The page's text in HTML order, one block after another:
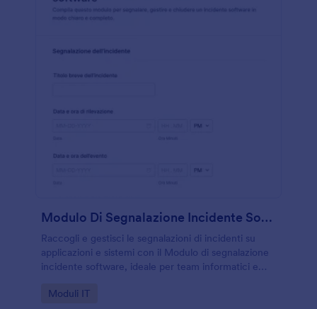
Modulo Di Segnalazione Incidente Software
Raccogli e gestisci le segnalazioni di incidenti su
applicazioni e sistemi con il Modulo di segnalazione
incidente software, ideale per team informatici e
avanzamento e chiusura.
Go to Category:
Moduli IT